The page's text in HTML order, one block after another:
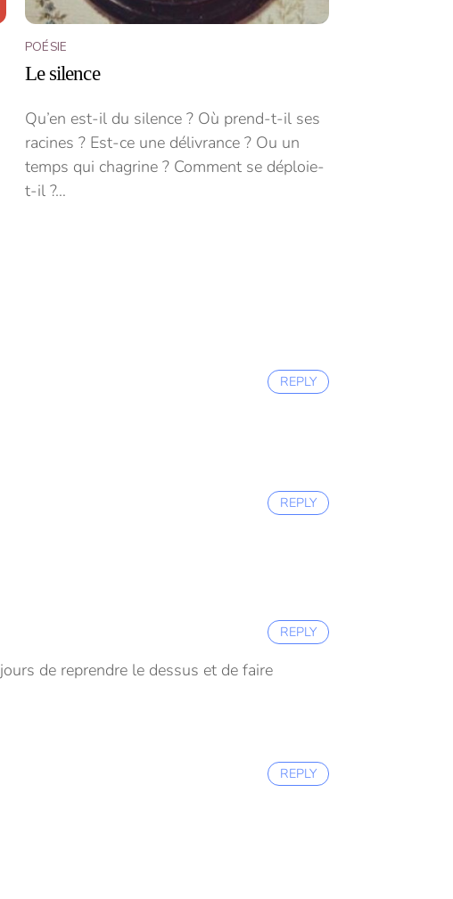
POÉSIE
Le silence
Qu’en est-il du silence ? Où prend-t-il ses
racines ? Est-ce une délivrance ? Ou un
temps qui chagrine ? Comment se déploie-
t-il ?…
REPLY
REPLY
de reprendre le dessus et de faire
REPLY
REPLY